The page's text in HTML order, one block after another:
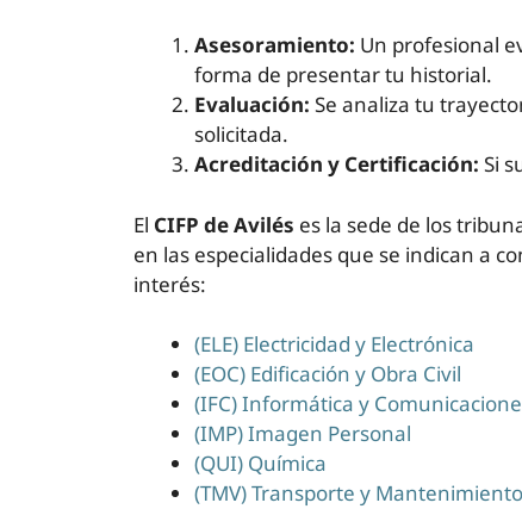
Asesoramiento: Un profesional
forma de presentar tu historial.
Evaluación: Se analiza tu
solicitada.
Acreditación y Certificación: Si
El CIFP de Avilés es la sede de los
en las especialidades que se indican a
interés:
(ELE) Electricidad y Electrónica
(EOC) Edificación y Obra Civil
(IFC) Informática y
(IMP) Imagen Personal
(QUI) Química
(TMV) Transporte y